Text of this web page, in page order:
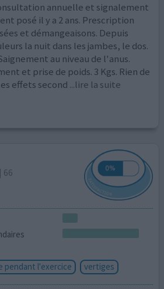
annuelle et signalement
posé il y a 2 ans. Prescription
et démangeaisons. Depuis
la nuit dans les jambes, le dos.
au niveau de l'anus.
et prise de poids. 3 Kgs. Rien de
effets second ...lire la suite
66
pendant l'exercice
vertiges